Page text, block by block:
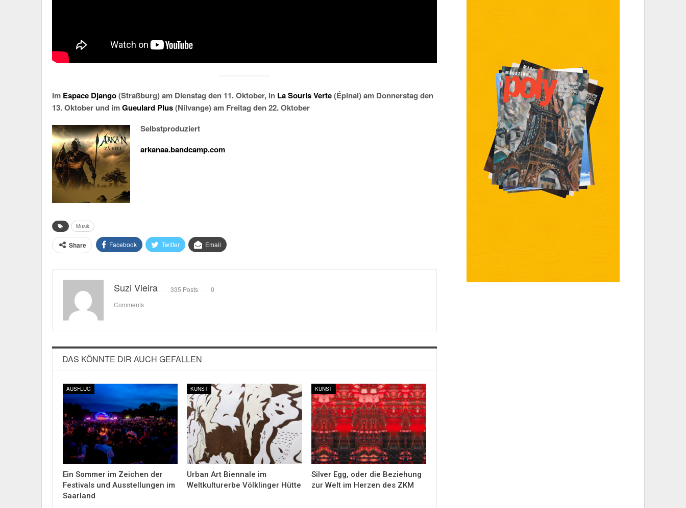
Im Espace Django(Straßburg) am Dienstag den 11. Oktober, in La Souris Verte(Épinal) am Donnerstag den
13. Oktober und imGueulard Plus(Nilvange) am Freitag den 22. Oktober
Selbstproduziert
arkanaa.bandcamp.com
Musik
Share Facebook Twitter Email
Suzi Vieira 335 Posts
0
Comments
DAS KÖNNTE DIR AUCH GEFALLEN
AUSFLUG
Ein Sommer im Zeichen der
Festivals und Ausstellungen im
Saarland
KUNST
Urban Art Biennale im
Weltkulturerbe Völklinger Hütte
KUNST
Silver Egg, oder die Beziehung
zur Welt im Herzen des ZKM